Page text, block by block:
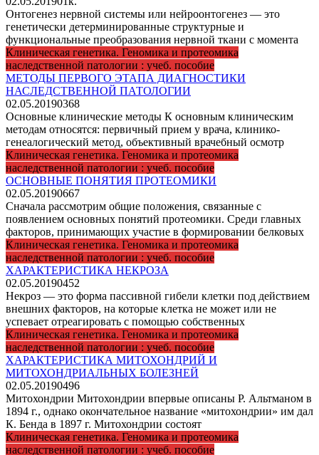
Онтогенез нервной системы или нейроонтогенез — это
генетически детерминированные структурные и
функциональные преобразования нервной ткани с момента
Клиническая генетика. Геномика и протеомика
наследственной патологии : учеб. пособие
МЕТОДЫ ПЕРВОГО ЭТАПА ДИАГНОСТИКИ
НАСЛЕДСТВЕННОЙ ПАТОЛОГИИ
02.05.20190368
Основные клинические методы К основным клиническим
методам относятся: первичный прием у врача, клинико-
генеалогический метод, объективный врачебный осмотр
Клиническая генетика. Геномика и протеомика
наследственной патологии : учеб. пособие
ОСНОВНЫЕ ПОНЯТИЯ ПРОТЕОМИКИ
02.05.20190667
Сначала рассмотрим общие положения, связанные с
появлением основных понятий протеомики. Среди главных
факторов, принимающих участие в формировании белковых
Клиническая генетика. Геномика и протеомика
наследственной патологии : учеб. пособие
ХАРАКТЕРИСТИКА НЕКРОЗА
02.05.20190452
Некроз — это форма пассивной гибели клетки под действием
внешних факторов, на которые клетка не может или не
успевает отреагировать с помощью собственных
Клиническая генетика. Геномика и протеомика
наследственной патологии : учеб. пособие
ХАРАКТЕРИСТИКА МИТОХОНДРИЙ И
МИТОХОНДРИАЛЬНЫХ БОЛЕЗНЕЙ
02.05.20190496
Митохондрии Митохондрии впервые описаны Р. Альтманом в
1894 г., однако окончательное название «митохондрии» им дал
К. Бенда в 1897 г. Митохондрии состоят
Клиническая генетика. Геномика и протеомика
наследственной патологии : учеб. пособие